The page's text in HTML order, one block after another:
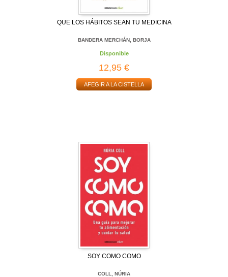
QUE LOS HÁBITOS SEAN TU MEDICINA
BANDERA MERCHÁN, BORJA
Disponible
12,95 €
AFEGIR A LA CISTELLA
SOY COMO COMO
COLL, NÚRIA